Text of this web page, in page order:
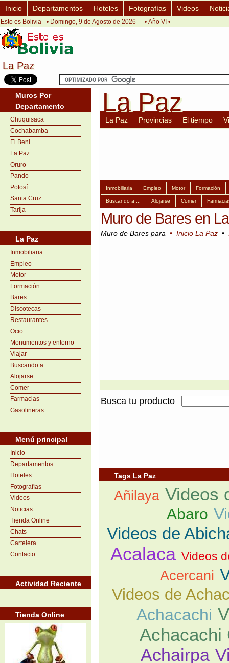
La Paz
La Paz
Inicio Departamentos Hoteles Fotografías Videos
Esto es Bolivia • Domingo, 9 de Agosto de 2026 • Año VI •
Muros Por
Departamento
Chuquisaca
Cochabamba
El Beni
La Paz
Oruro
Pando
Potosí
Santa Cruz
Tarija
La Paz
Inmobiliaria
Empleo
Motor
Formación
Bares
Discotecas
Restaurantes
Ocio
Monumentos y entorno
Viajar
Buscando a ...
Alojarse
Comer
Farmacias
Gasolineras
Menú principal
Inicio
Departamentos
Hoteles
Fotografías
Videos
Noticias
Tienda Online
Chats
Cartelera
Contacto
Actividad Reciente
Tienda Online
La Paz
La Paz
La Paz Provincias El tiempo
Inmobiliaria Empleo Motor Formación
Buscando a ... Alojarse Comer
Muro de Bares en
Muro de Bares para • Inicio La Paz •
Busca tu producto
Tags La Paz
Añilaya Videos
Abaro
Videos de
Acalaca Videos
Acercani
Videos de
Achacachi
Achacachi
Achairpa